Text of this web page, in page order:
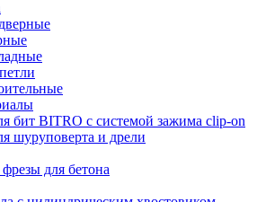
бит BITRO с системой зажима clip-on
шуруповерта и дрели
для бетона